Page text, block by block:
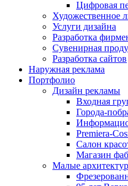
Цифровая
Художественное
Услуги дизайна
Разработка
Сувенирная
Разработка сайтов
Наружная реклама
Портфолио
Дизайн рекламы
Входная
Города-
Premiera-
Салон
Магазин
Малые